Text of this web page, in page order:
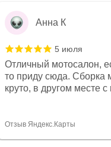
Анна К
5 июля
Отличный мотосалон,
то приду сюда. Сборка
круто, в другом месте
спасибо отдельное,
Отзыв Яндекс.Карты